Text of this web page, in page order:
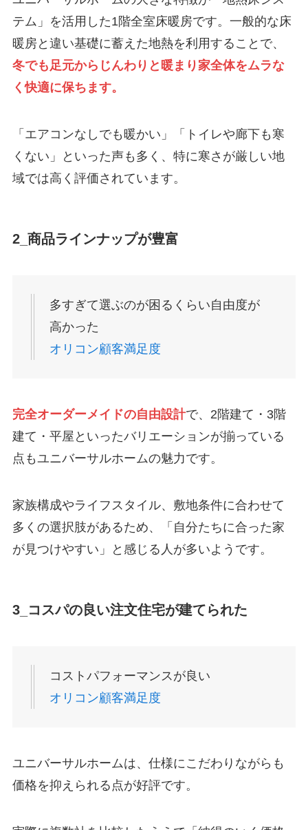
テム」を活用した1階全室床暖房です。一般的な床
暖房と違い基礎に蓄えた地熱を利用することで、
冬でも足元からじんわりと暖まり家全体をムラな
く快適に保ちます。
「エアコンなしでも暖かい」「トイレや廊下も寒
くない」といった声も多く、特に寒さが厳しい地
域では高く評価されています。
2_商品ラインナップが豊富
多すぎて選ぶのが困るくらい自由度が
高かった
オリコン顧客満足度
完全オーダーメイドの自由設計で、2階建て・3階
建て・平屋といったバリエーションが揃っている
点もユニバーサルホームの魅力です。
家族構成やライフスタイル、敷地条件に合わせて
多くの選択肢があるため、「自分たちに合った家
が見つけやすい」と感じる人が多いようです。
3_コスパの良い注文住宅が建てられた
コストパフォーマンスが良い
オリコン顧客満足度
ユニバーサルホームは、仕様にこだわりながらも
価格を抑えられる点が好評です。